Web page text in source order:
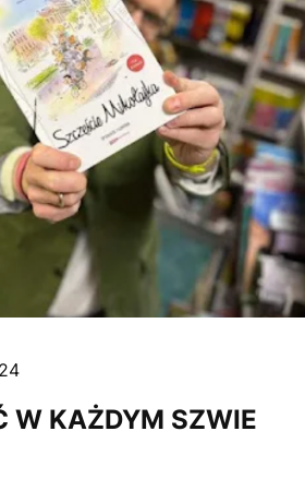
W KAŻDYM SZWIE